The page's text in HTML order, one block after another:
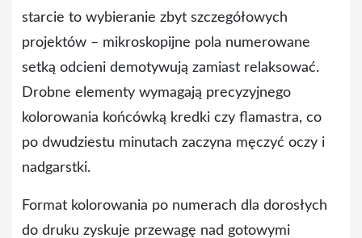
starcie to wybieranie zbyt szczegółowych
projektów – mikroskopijne pola numerowane
setką odcieni demotywują zamiast relaksować.
Drobne elementy wymagają precyzyjnego
kolorowania końcówką kredki czy flamastra, co
po dwudziestu minutach zaczyna męczyć oczy i
nadgarstki.
Format kolorowania po numerach dla dorosłych
do druku zyskuje przewagę nad gotowymi